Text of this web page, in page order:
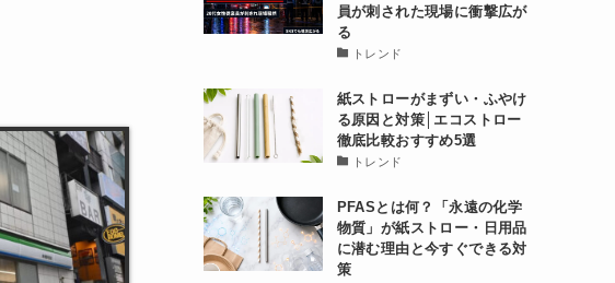
員が刺された現場に衝撃広が
る
トレンド
紙ストローがまずい・ふやけ
る原因と対策│エコストロー
徹底比較おすすめ5選
トレンド
PFASとは何？「永遠の化学
物質」が紙ストロー・日用品
に潜む理由と今すぐできる対
策